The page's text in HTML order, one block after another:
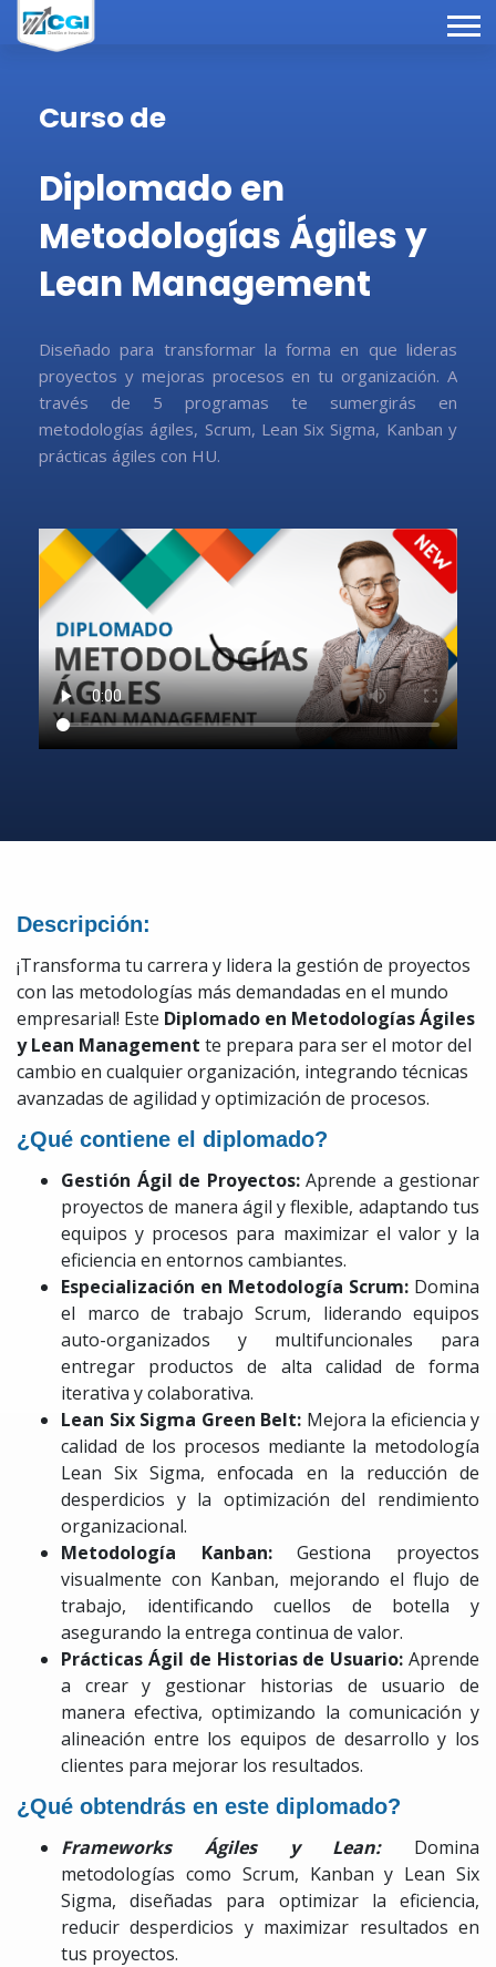
Curso de
Diplomado en
Metodologías Ágiles y
Lean Management
Diseñado para transformar la forma en que lideras
proyectos y mejoras procesos en tu organización. A
través de 5 programas te sumergirás en
metodologías ágiles, Scrum, Lean Six Sigma, Kanban y
prácticas ágiles con HU.
Descripción:
¡Transforma tu carrera y lidera la gestión de proyectos
con las metodologías más demandadas en el mundo
empresarial! Este Diplomado en Metodologías Ágiles
y Lean Management te prepara para ser el motor del
cambio en cualquier organización, integrando técnicas
avanzadas de agilidad y optimización de procesos.
¿Qué contiene el diplomado?
Gestión Ágil de Proyectos: Aprende a gestionar
proyectos de manera ágil y flexible, adaptando tus
equipos y procesos para maximizar el valor y la
eficiencia en entornos cambiantes.
Especialización en Metodología Scrum: Domina
el marco de trabajo Scrum, liderando equipos
auto-organizados y multifuncionales para
entregar productos de alta calidad de forma
iterativa y colaborativa.
Lean Six Sigma Green Belt: Mejora la eficiencia y
calidad de los procesos mediante la metodología
Lean Six Sigma, enfocada en la reducción de
desperdicios y la optimización del rendimiento
organizacional.
Metodología Kanban:Gestiona proyectos
visualmente con Kanban, mejorando el flujo de
trabajo, identificando cuellos de botella y
asegurando la entrega continua de valor.
Prácticas Ágil de Historias de Usuario: Aprende
a crear y gestionar historias de usuario de
manera efectiva, optimizando la comunicación y
alineación entre los equipos de desarrollo y los
clientes para mejorar los resultados.
¿Qué obtendrás en este diplomado?
Frameworks Ágiles y Lean: Domina
metodologías como Scrum, Kanban y Lean Six
Sigma, diseñadas para optimizar la eficiencia,
reducir desperdicios y maximizar resultados en
tus proyectos.